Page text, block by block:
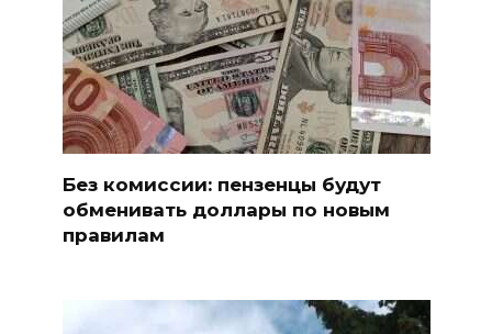
Без комиссии: пензенцы будут
обменивать доллары по новым
правилам